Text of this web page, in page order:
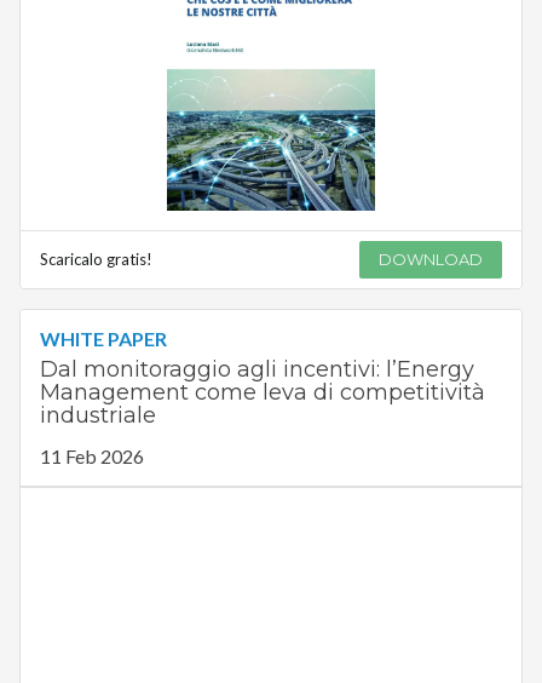
Scaricalo gratis! DOWNLOAD
WHITE PAPER
Dal monitoraggio agli incentivi: l’Energy
Management come leva di competitività
industriale
11 Feb 2026